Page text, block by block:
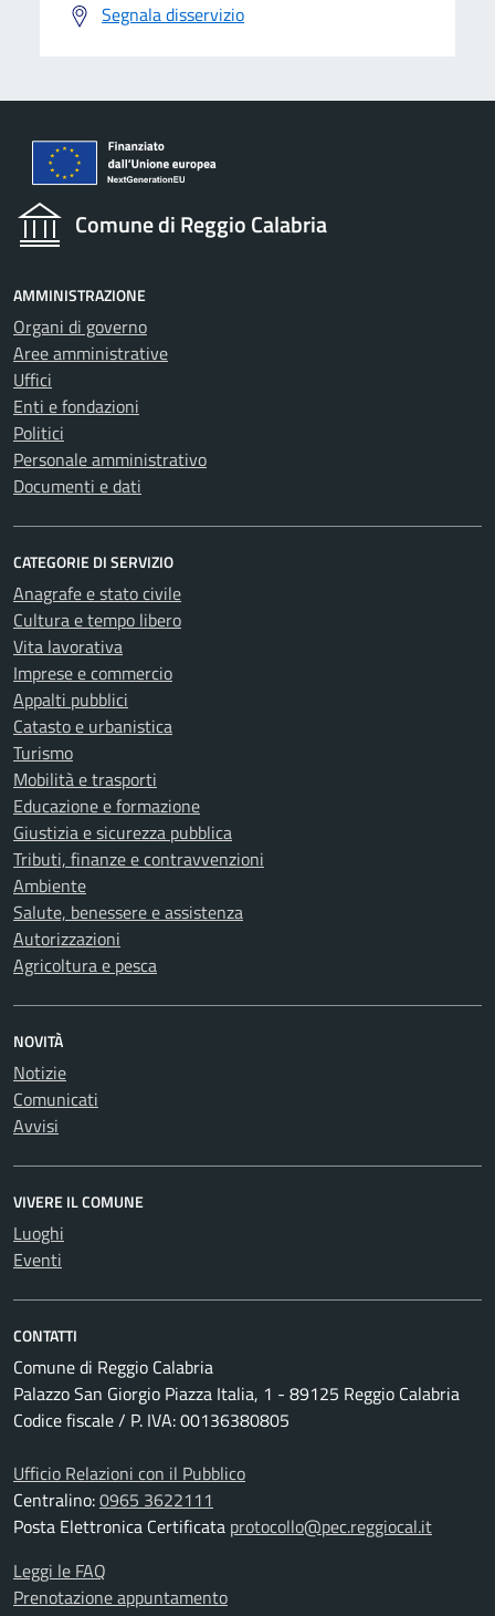
Segnala disservizio
Comune di Reggio Calabria
AMMINISTRAZIONE
Organi di governo
Aree amministrative
Uffici
Enti e fondazioni
Politici
Personale amministrativo
Documenti e dati
CATEGORIE DI SERVIZIO
Anagrafe e stato civile
Cultura e tempo libero
Vita lavorativa
Imprese e commercio
Appalti pubblici
Catasto e urbanistica
Turismo
Mobilità e trasporti
Educazione e formazione
Giustizia e sicurezza pubblica
Tributi, finanze e contravvenzioni
Ambiente
Salute, benessere e assistenza
Autorizzazioni
Agricoltura e pesca
NOVITÀ
Notizie
Comunicati
Avvisi
VIVERE IL COMUNE
Luoghi
Eventi
CONTATTI
Comune di Reggio Calabria
Palazzo San Giorgio Piazza Italia, 1 - 89125 Reggio Calabria
Codice fiscale / P. IVA: 00136380805
Ufficio Relazioni con il Pubblico
Centralino:0965 3622111
Posta Elettronica Certificata protocollo@pec.reggiocal.it
Leggi le FAQ
Prenotazione appuntamento